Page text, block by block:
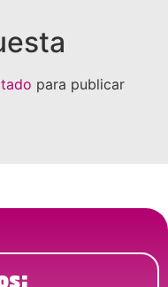
para publicar